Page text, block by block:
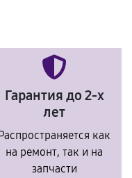
Гарантия до 2-х
лет
как
на ремонт, так и на
запчасти